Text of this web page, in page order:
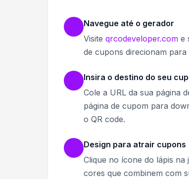
Navegue até o gerador
Visite qrcodeveloper.com e
de cupons direcionam
Insira o destino do seu
Cole a URL da sua página
página de cupom para
o QR code.
Design para atrair cupons
Clique no ícone do lápis na
cores que combinem com